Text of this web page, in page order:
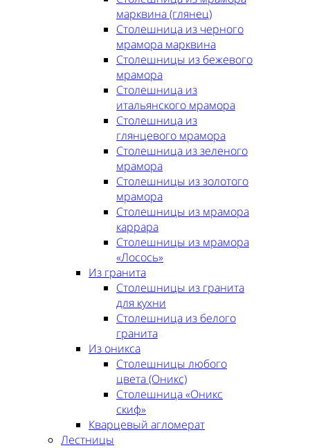
марквина (глянец)
Столешница из черного
мрамора марквина
Столешницы из бежевого
мрамора
Столешница из
итальянского мрамора
Столешница из
глянцевого мрамора
Столешница из зеленого
мрамора
Столешницы из золотого
мрамора
Столешницы из мрамора
каррара
Столешницы из мрамора
«Лосось»
Из гранита
Столешницы из гранита
для кухни
Столешница из белого
гранита
Из оникса
Столешницы любого
цвета (Оникс)
Столешница «Оникс
скиф»
Кварцевый агломерат
Лестницы